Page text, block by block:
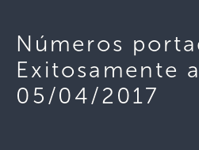
Números
Exitosamente
05/04/2017